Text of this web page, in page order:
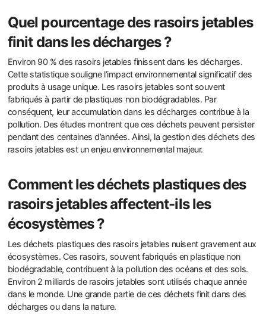
Quel pourcentage des rasoirs jetables
finit dans les décharges ?
Environ 90 % des rasoirs jetables finissent dans les décharges.
Cette statistique souligne l’impact environnemental significatif des
produits à usage unique. Les rasoirs jetables sont souvent
fabriqués à partir de plastiques non biodégradables. Par
conséquent, leur accumulation dans les décharges contribue à la
pollution. Des études montrent que ces déchets peuvent persister
pendant des centaines d’années. Ainsi, la gestion des déchets des
rasoirs jetables est un enjeu environnemental majeur.
Comment les déchets plastiques des
rasoirs jetables affectent-ils les
écosystèmes ?
Les déchets plastiques des rasoirs jetables nuisent gravement aux
écosystèmes. Ces rasoirs, souvent fabriqués en plastique non
biodégradable, contribuent à la pollution des océans et des sols.
Environ 2 milliards de rasoirs jetables sont utilisés chaque année
dans le monde. Une grande partie de ces déchets finit dans des
décharges ou dans la nature.